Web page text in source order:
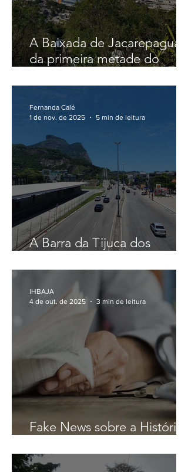
A Baixada de Jacarepaguá
da primeira metade do
A Barra da Tijuca dos
Fernanda Calé
1 de nov. de 2025
5 min de leitura
Fake News sobre a História
IHBAJA
4 de out. de 2025
3 min de leitura